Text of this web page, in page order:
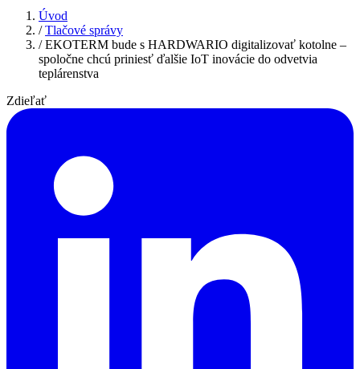
Úvod
/ Tlačové správy
/ EKOTERM bude s HARDWARIO digitalizovať kotolne –
spoločne chcú priniesť ďalšie IoT inovácie do odvetvia
teplárenstva
Zdieľať